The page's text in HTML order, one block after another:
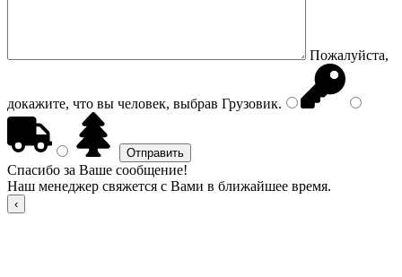
Пожалуйста,
докажите, что вы человек, выбрав Грузовик.
Спасибо за Ваше сообщение!
Наш менеджер свяжется с Вами в ближайшее время.